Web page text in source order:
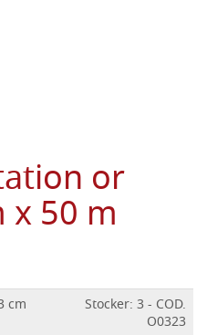
or
x 50 m
cm
Stocker: 3 - COD.
O0323